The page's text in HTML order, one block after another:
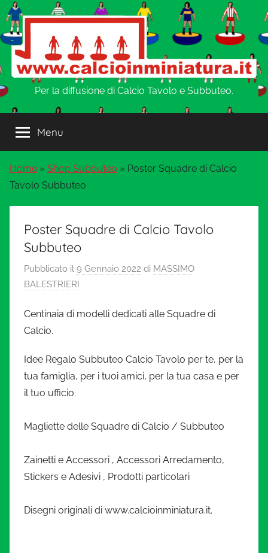
Salta
al
contenuto
w
w
.
m
Per la diffusione di Calcio Tavolo e Subbuteo.
Menu
Home » Shop Subbuteo » Poster Squadre di Calcio
Tavolo Subbuteo
Poster Squadre di Calcio Tavolo
Subbuteo
Pubblicato il 9 Gennaio 2022 di MASSIMO
BALESTRIERI
Centinaia di modelli dedicati alle Squadre di
Calcio.
Idee Regalo Subbuteo Calcio Tavolo per te, per la
tua famiglia, per i tuoi amici, per la tua casa e per
il tuo ufficio.
Magliette delle Squadre di Calcio / Subbuteo
Zainetti e Accessori , Accessori Arredamento,
Stickers e Adesivi , Prodotti particolari
Disegni originali di www.calcioinminiatura.it.